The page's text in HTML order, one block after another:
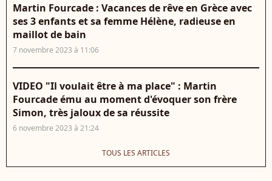
Martin Fourcade : Vacances de rêve en Grèce avec
ses 3 enfants et sa femme Hélène, radieuse en
maillot de bain
7 novembre 2023 à 11:06
VIDEO "Il voulait être à ma place" : Martin
Fourcade ému au moment d'évoquer son frère
Simon, très jaloux de sa réussite
6 novembre 2023 à 21:24
TOUS LES ARTICLES